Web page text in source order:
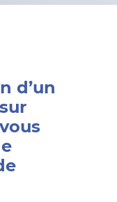
d’un
sur